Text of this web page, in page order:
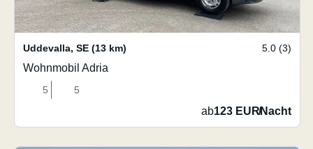
Uddevalla, SE (13 km) 5.0 (3)
Wohnmobil Adria
5 5
ab123 EUR/Nacht